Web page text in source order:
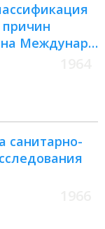
Междунар.
седьмого
санитарно-